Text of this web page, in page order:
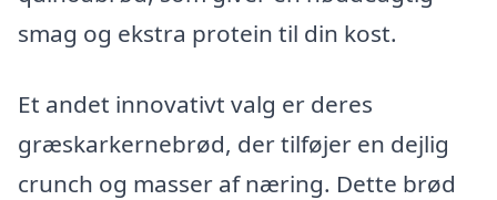
smag og ekstra protein til din kost.
Et andet innovativt valg er deres
græskarkernebrød, der tilføjer en dejlig
crunch og masser af næring. Dette brød